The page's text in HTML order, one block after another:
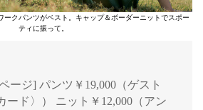
ークパンツがベスト。キャップ＆ボーダーニットでスポー
ティに振って。
ージ] パンツ￥19,000（ゲスト
ード〉） ニット￥12,000（アン